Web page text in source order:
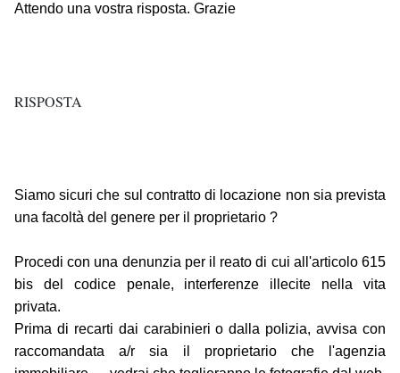
Attendo una vostra risposta. Grazie
RISPOSTA
Siamo sicuri che sul contratto di locazione non sia prevista
una facoltà del genere per il proprietario ?
Procedi con una denunzia per il reato di cui all'articolo 615
bis del codice penale, interferenze illecite nella vita
privata.
Prima di recarti dai carabinieri o dalla polizia, avvisa con
raccomandata a/r sia il proprietario che l'agenzia